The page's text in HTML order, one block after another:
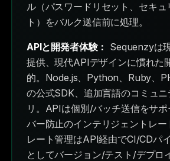
ル（パスワードリセット、セキュ
ト）をバルク送信前に処理。
APIと開発者体験： Sequenzyは
提供、現代APIデザインに慣れた
的。Node.js、Python、Ruby、
の公式SDK、追加言語のコミュニ
リ。APIは個別/バッチ送信をサ
バー防止のインテリジェントレ
レート管理はAPI経由でCI/CDパ
としてバージョン/テスト/デプロ